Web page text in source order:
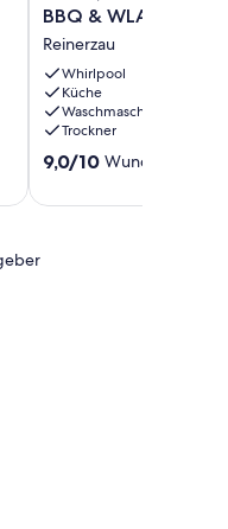
147m²,
Sauna,
Hot
Tub,
Terrasse,
Garten,
BBQ
&
Reinerzau
BBQ & WLAN
Reinerzau
Whirlpool
Küche
Waschmaschine
Trockner
9.0
10,
9,0/10 Wunderbar